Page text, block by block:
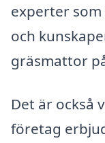
experter
och
gräsmattor
Det är också
företag